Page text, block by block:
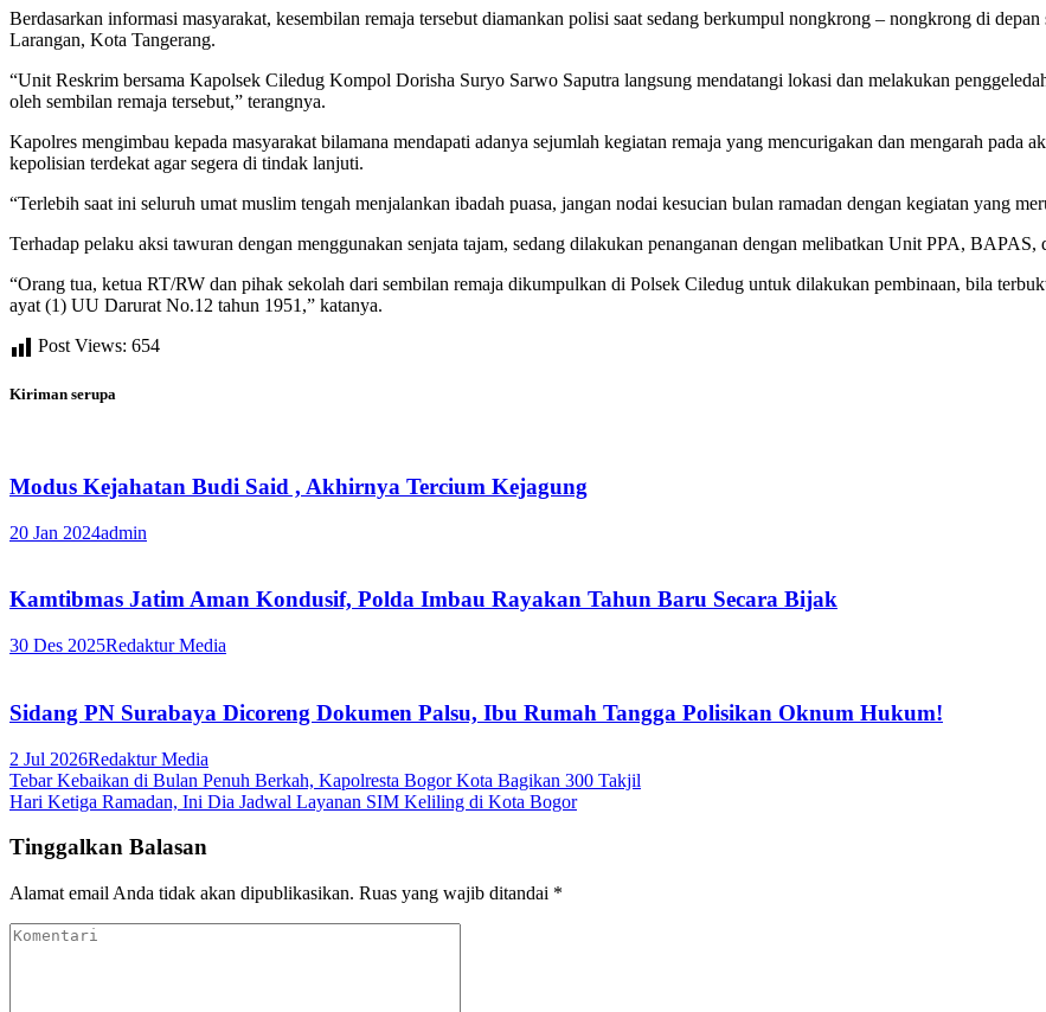
Berdasarkan informasi masyarakat, kesembilan remaja tersebut diamankan polisi saat sedang berkumpul nongkrong – nongkrong di
Larangan, Kota Tangerang.
“Unit Reskrim bersama Kapolsek Ciledug Kompol Dorisha Suryo Sarwo Saputra langsung mendatangi lokasi dan melakukan
oleh sembilan remaja tersebut,” terangnya.
Kapolres mengimbau kepada masyarakat bilamana mendapati adanya sejumlah kegiatan remaja yang mencurigakan dan mengarah pada
kepolisian terdekat agar segera di tindak lanjuti.
“Terlebih saat ini seluruh umat muslim tengah menjalankan ibadah puasa, jangan nodai kesucian bulan ramadan dengan kegiatan yang
Terhadap pelaku aksi tawuran dengan menggunakan senjata tajam, sedang dilakukan penanganan dengan melibatkan Unit PPA, BAPAS,
“Orang tua, ketua RT/RW dan pihak sekolah dari sembilan remaja dikumpulkan di Polsek Ciledug untuk dilakukan pembinaan, bila
ayat (1) UU Darurat No.12 tahun 1951,” katanya.
Post Views: 654
Kiriman serupa
Modus Kejahatan Budi Said , Akhirnya Tercium Kejagung
20 Jan 2024admin
Kamtibmas Jatim Aman Kondusif, Polda Imbau Rayakan Tahun Baru Secara Bijak
30 Des 2025Redaktur Media
Sidang PN Surabaya Dicoreng Dokumen Palsu, Ibu Rumah Tangga Polisikan Oknum Hukum!
2 Jul 2026Redaktur Media
Navigasi
pos
Tebar Kebaikan di Bulan Penuh Berkah, Kapolresta Bogor Kota Bagikan 300 Takjil
Hari Ketiga Ramadan, Ini Dia Jadwal Layanan SIM Keliling di Kota Bogor
Tinggalkan Balasan
Alamat email Anda tidak akan dipublikasikan. Ruas yang wajib ditandai *
Komentari